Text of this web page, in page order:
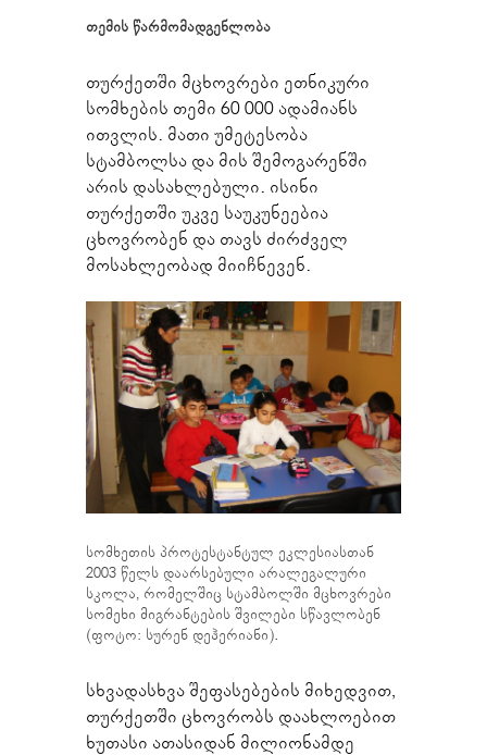
თემის წარმომადგენლობა
თურქეთში მცხოვრები ეთნიკური
სომხების თემი 60 000 ადამიანს
ითვლის. მათი უმეტესობა
სტამბოლსა და მის შემოგარენში
არის დასახლებული. ისინი
თურქეთში უკვე საუკუნეებია
ცხოვრობენ და თავს ძირძველ
მოსახლეობად მიიჩნევენ.
სომხეთის პროტესტანტულ ეკლესიასთან
2003 წელს დაარსებული არალეგალური
სკოლა, რომელშიც სტამბოლში მცხოვრები
სომეხი მიგრანტების შვილები სწავლობენ
(ფოტო: სურენ დეჰერიანი).
სხვადასხვა შეფასებების მიხედვით,
თურქეთში ცხოვრობს დაახლოებით
ხუთასი ათასიდან მილიონამდე